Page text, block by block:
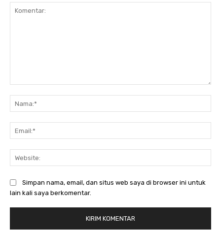
Simpan nama, email, dan situs web saya di browser ini untuk
lain kali saya berkomentar.